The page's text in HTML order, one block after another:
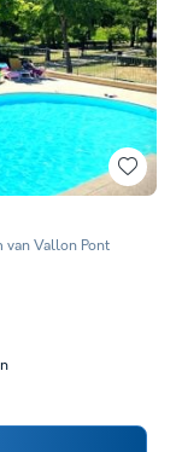
van Vallon Pont